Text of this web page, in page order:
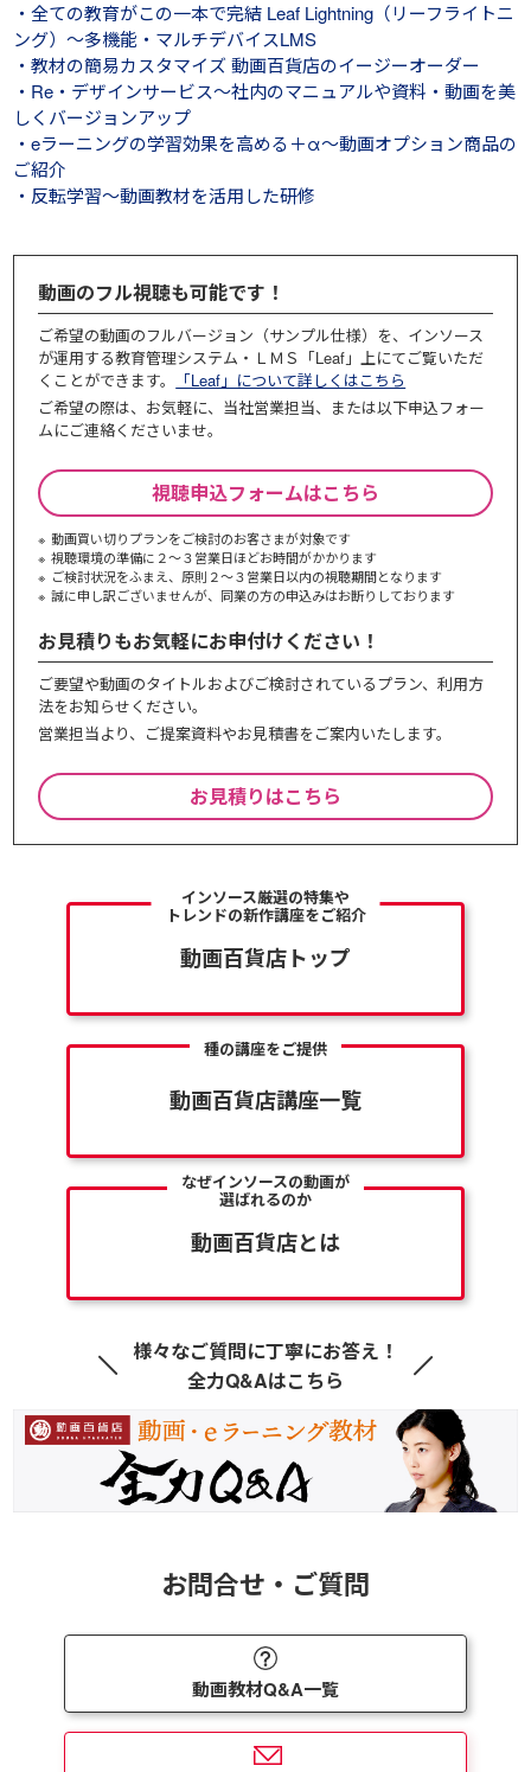
・全ての教育がこの一本で完結 Leaf Lightning（リーフライトニ
ング）～多機能・マルチデバイスLMS
・教材の簡易カスタマイズ 動画百貨店のイージーオーダー
・Re・デザインサービス～社内のマニュアルや資料・動画を美
しくバージョンアップ
・eラーニングの学習効果を高める＋α～動画オプション商品の
ご紹介
・反転学習～動画教材を活用した研修
動画のフル視聴も可能です！
ご希望の動画のフルバージョン（サンプル仕様）を、インソース
が運用する教育管理システム・ＬＭＳ「Leaf」上にてご覧いただ
くことができます。
「Leaf」について詳しくはこちら
ご希望の際は、お気軽に、当社営業担当、または以下申込フォー
ムにご連絡くださいませ。
視聴申込フォームはこちら
動画買い切りプランをご検討のお客さまが対象です
視聴環境の準備に２～３営業日ほどお時間がかかります
ご検討状況をふまえ、原則２～３営業⽇以内の視聴期間となります
誠に申し訳ございませんが、同業の⽅の申込みはお断りしております
お見積りもお気軽にお申付けください！
ご要望や動画のタイトルおよびご検討されているプラン、利⽤⽅
法をお知らせください。
営業担当より、ご提案資料やお⾒積書をご案内いたします。
お見積りはこちら
インソース厳選の特集や
トレンドの新作講座をご紹介
動画百貨店トップ
種の講座をご提供
動画百貨店講座一覧
なぜインソースの動画が
選ばれるのか
動画百貨店とは
様々なご質問に丁寧にお答え！
全力Q&Aはこちら
お問合せ・ご質問
動画教材Q&A一覧